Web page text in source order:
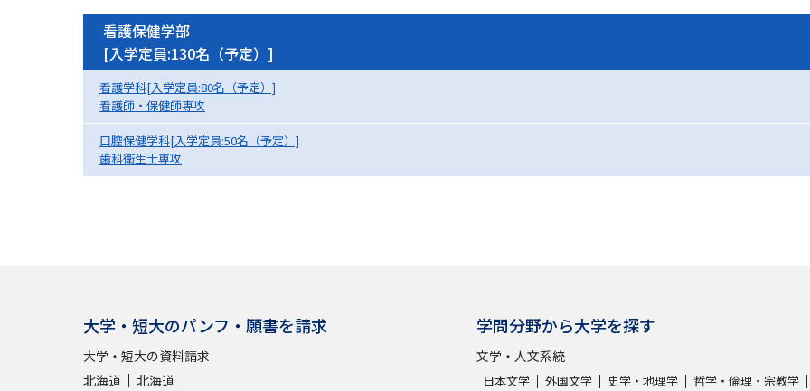
Ｑ＆Ａ よくあるご質問 大学進学IDにつ
受付内
個人情報取扱規定
特定商取引表記 お
看護保健学部
[入学定員:130名（予定）]
看護学科[入学定員:80名（予定）]
看護師・保健師専攻
口腔保健学科[入学定員:50名（予定）]
歯科衛生士専攻
大学・短大のパンフ・願書を請求
大学・短大の資料請求
北海道
北海道
学問分野から大学を探す
文学・人文系統
日本文学 外国文学 史学・地理学
哲学・倫理・宗教学